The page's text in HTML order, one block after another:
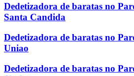
Dedetizadora de baratas no
Santa Candida
Dedetizadora de baratas no
Uniao
Dedetizadora de baratas no